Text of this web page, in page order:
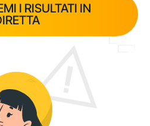
I RISULTATI IN